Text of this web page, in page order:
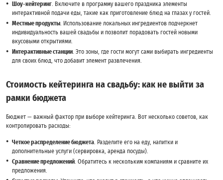
Шоу-кейтеринг . Включите в программу вашего праздника элементы
интерактивной подачи еды, такие как приготовление блюд на глазах у гостей.
Местные продукты . Использование локальных ингредиентов подчеркнет
индивидуальность вашей свадьбы и позволит порадовать гостей новыми
вкусовыми открытиями.
Интерактивные станции . Это зоны, где гости могут сами выбирать ингредиенты
для своих блюд, что добавит элемент развлечения.
Стоимость кейтеринга на свадьбу: как не выйти за
рамки бюджета
Бюджет — важный фактор при выборе кейтеринга. Вот несколько советов, как
контролировать расходы:
Четкое распределение бюджета . Разделите его на еду, напитки и
дополнительные услуги (сервировка, аренда посуды).
Сравнение предложений . Обратитесь к нескольким компаниям и сравните их
предложения.